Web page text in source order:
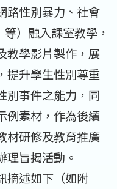
路性別暴力、社會
）融入課室教學，
教學影片製作，展
提升學生性別尊重
別事件之能力，同
例素材，作為後續
材研修及教育推廣
理旨揭活動。
摘述如下（如附